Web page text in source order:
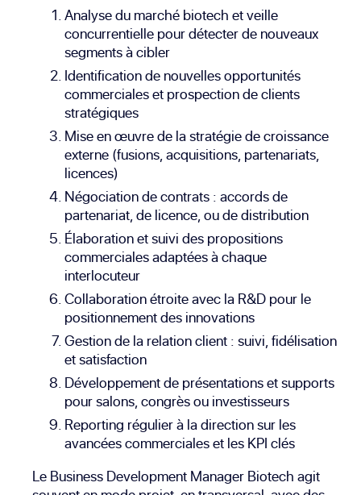
Analyse du marché biotech et veille
concurrentielle pour détecter de nouveaux
segments à cibler
Identification de nouvelles opportunités
commerciales et prospection de clients
stratégiques
Mise en œuvre de la stratégie de croissance
externe (fusions, acquisitions, partenariats,
licences)
Négociation de contrats : accords de
partenariat, de licence, ou de distribution
Élaboration et suivi des propositions
commerciales adaptées à chaque
interlocuteur
Collaboration étroite avec la R&D pour le
positionnement des innovations
Gestion de la relation client : suivi, fidélisation
et satisfaction
Développement de présentations et supports
pour salons, congrès ou investisseurs
Reporting régulier à la direction sur les
avancées commerciales et les KPI clés
Le Business Development Manager Biotech agit